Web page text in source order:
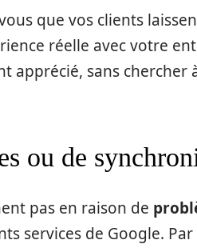
que vos clients
réelle avec votre
apprécié, sans
ou de
pas en raison de
services de Google.